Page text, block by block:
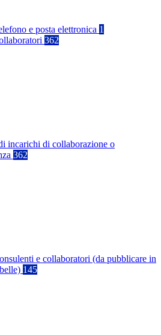
e posta elettronica 1
362
incarichi di collaborazione o
362
e collaboratori (da pubblicare in
145